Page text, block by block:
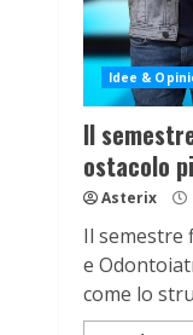
Idee &
Il
ostacolo
Asterix
Il semestre
e
come lo